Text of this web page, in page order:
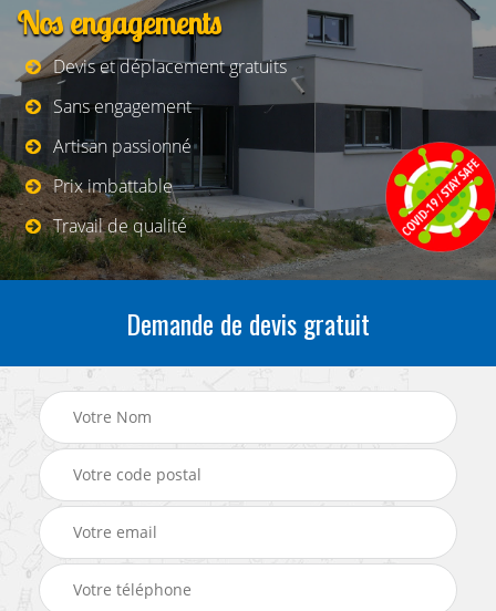
Nos engagements
Devis et déplacement gratuits
Sans engagement
Artisan passionné
Prix imbattable
Travail de qualité
Demande de devis gratuit